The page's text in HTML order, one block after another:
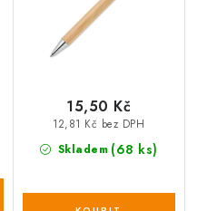
Skladem (68 ks)
12,81 Kč bez DPH
15,50 Kč